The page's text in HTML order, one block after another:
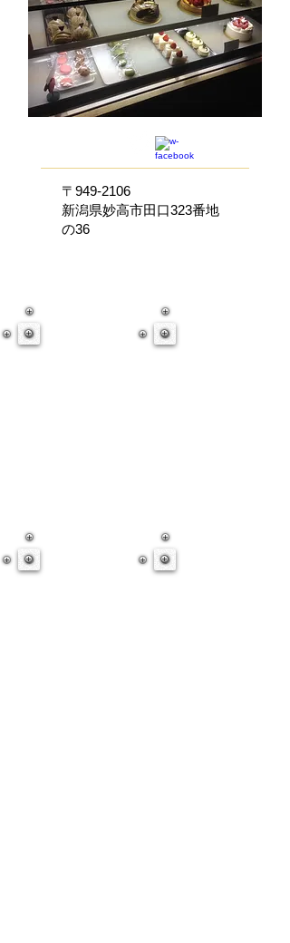
〒949-2106
新潟県妙高市田口323番地
の36